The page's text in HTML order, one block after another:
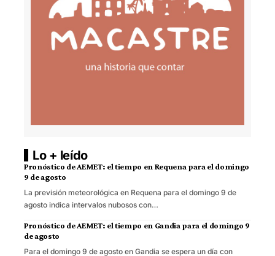
Lo + leído
Pronóstico de AEMET: el tiempo en Requena para el domingo
9 de agosto
La previsión meteorológica en Requena para el domingo 9 de
agosto indica intervalos nubosos con…
Pronóstico de AEMET: el tiempo en Gandia para el domingo 9
de agosto
Para el domingo 9 de agosto en Gandia se espera un día con